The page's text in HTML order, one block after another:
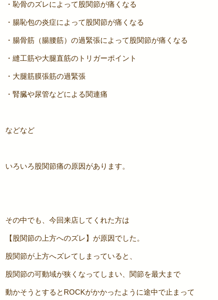
・恥骨のズレによって股関節が痛くなる
・腸恥包の炎症によって股関節が痛くなる
・腸骨筋（腸腰筋）の過緊張によって股関節が痛くなる
・縫工筋や大腿直筋のトリガーポイント
・大腿筋膜張筋の過緊張
・腎臓や尿管などによる関連痛
などなど
いろいろ股関節痛の原因があります。
その中でも、今回来店してくれた方は
【股関節の上方へのズレ】が原因でした。
股関節が上方へズレてしまっていると、
股関節の可動域が狭くなってしまい、関節を最大まで
動かそうとするとROCKがかかったように途中で止まって